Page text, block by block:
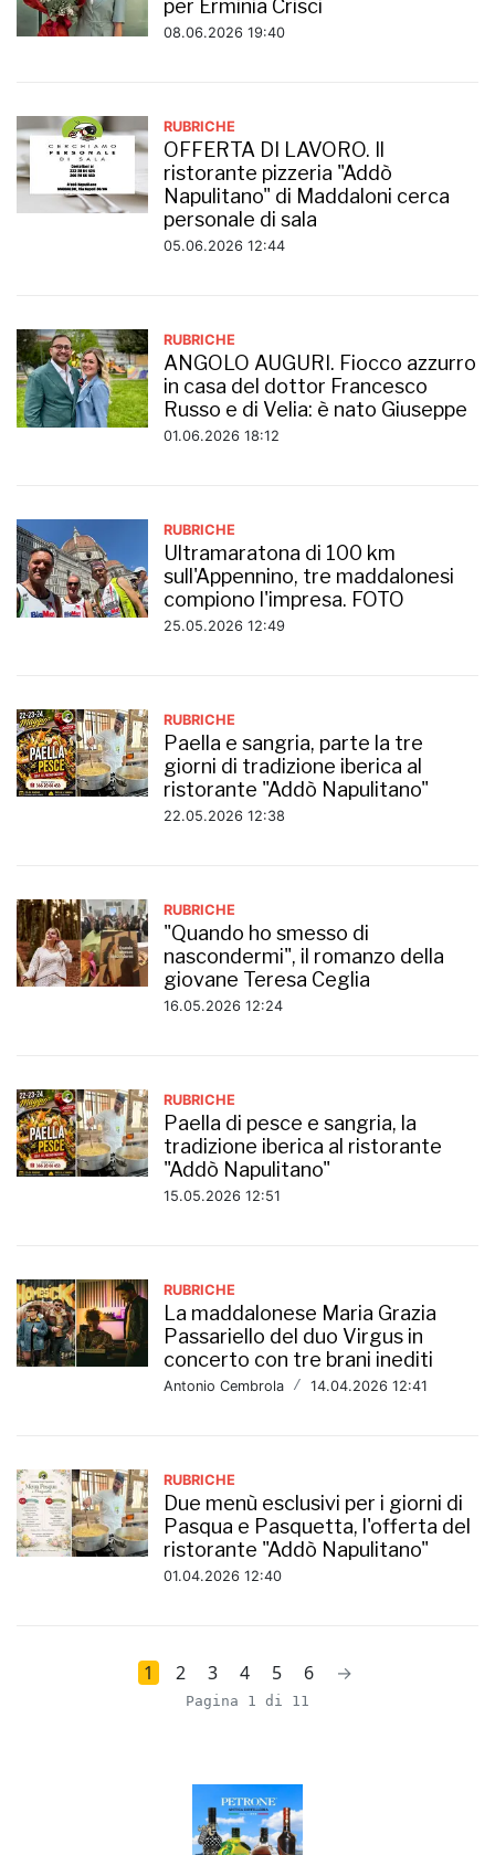
per Erminia Crisci
08.06.2026 19:40
RUBRICHE
OFFERTA DI LAVORO. Il
ristorante pizzeria "Addò
Napulitano" di Maddaloni cerca
personale di sala
05.06.2026 12:44
RUBRICHE
ANGOLO AUGURI. Fiocco azzurro
in casa del dottor Francesco
Russo e di Velia: è nato Giuseppe
01.06.2026 18:12
RUBRICHE
Ultramaratona di 100 km
sull'Appennino, tre maddalonesi
compiono l'impresa. FOTO
25.05.2026 12:49
RUBRICHE
Paella e sangria, parte la tre
giorni di tradizione iberica al
ristorante "Addò Napulitano"
22.05.2026 12:38
RUBRICHE
"Quando ho smesso di
nascondermi", il romanzo della
giovane Teresa Ceglia
16.05.2026 12:24
RUBRICHE
Paella di pesce e sangria, la
tradizione iberica al ristorante
"Addò Napulitano"
15.05.2026 12:51
RUBRICHE
La maddalonese Maria Grazia
Passariello del duo Virgus in
concerto con tre brani inediti
Antonio Cembrola / 14.04.2026 12:41
RUBRICHE
Due menù esclusivi per i giorni di
Pasqua e Pasquetta, l'offerta del
ristorante "Addò Napulitano"
01.04.2026 12:40
1 2 3 4 5 6 →
Pagina 1 di 11